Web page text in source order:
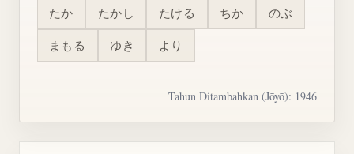
たか たかし たける ちか のぶ
まもる ゆき より
Tahun Ditambahkan (Jōyō): 1946